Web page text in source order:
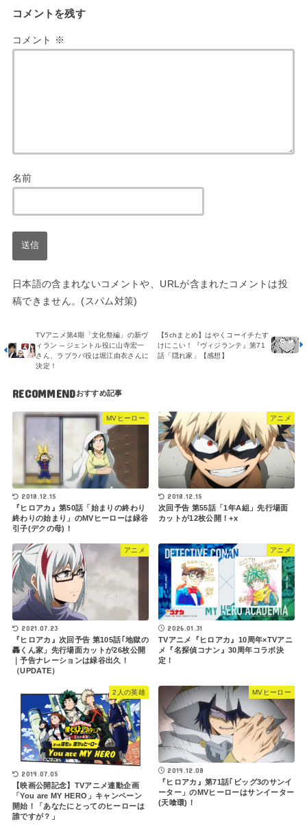
コメントを残す
コメント ※
名前
日本語の含まれないコメントや、URLが含まれたコメントは投
稿できません。(スパム対策)
【5chまとめ】はやくコーイチたす
けにこい！『ヴィジランテ』第71
話「隠れ家」【感想】
TVアニメ第4期「文化祭編」の新ヴ
ィラン ─ ジェントル役に山寺宏一
さん、ラブラバ役は堀江由衣さんに
決定！
RECOMMEND
MVヒーロー
2018.12.15
『ヒロアカ』第50話「始まりの終わり
終わりの始まり」のMVヒーローは緑谷
引子(デクの母)！
アニメ
2018.12.15
次回予告 第55話「1年A組」先行場面
カットが12枚公開！+x
アニメ
2021.07.23
『ヒロアカ』次回予告 第105話｢地獄の
轟くん家」先行場面カットが26枚公開
｜予告ナレーションは緑谷出久！
（UPDATE）
アニメ
2026.01.31
TVアニメ『ヒロアカ』10周年×TVアニ
メ『名探偵コナン』30周年コラボ決
定！
2人の英雄
2019.07.05
【映画公開記念】TVアニメ連動企画
「You are MY HERO」キャンペーン
開始！「あなたにとってのヒーローは
誰ですが？」
MVヒーロー
2019.12.08
『ヒロアカ』第71話｢ビッグ3のサンイ
ーター」のMVヒーローはサンイーター
(天喰環)！